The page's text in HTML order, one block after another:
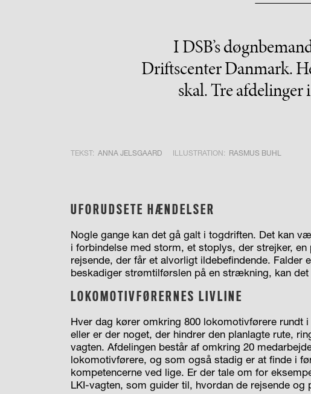
I DSB’s
Driftscenter Danmark.
skal. Tre
TEKST: ANNA JELSGAARD ILLUSTRATION: RASMUS BUHL
UFORUDSETE HÆNDELSER
Nogle gange kan det gå galt i togdriften. Det kan
i forbindelse med storm, et stoplys, der strejker,
rejsende, der får et alvorligt ildebefindende. Falder
beskadiger strømtilførslen på en strækning, kan det
LOKOMOTIVFØRERNES LIVLINE
Hver dag kører omkring 800 lokomotivførere rundt
eller er der noget, der hindrer den planlagte rute,
vagten. Afdelingen består af omkring 20
lokomotivførere, og som også stadig er at finde i
kompetencerne ved lige. Er der tale om for
LKI-vagten, som guider til, hvordan de rejsende